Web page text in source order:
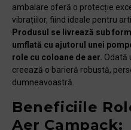
ambalare oferă o protecție
vibrațiilor, fiind ideale pentru
Produsul se livrează sub
umflată cu ajutorul unei
role cu coloane de aer. Odată
creează o barieră robustă,
dumneavoastră.
Beneficiile
Aer Campack: